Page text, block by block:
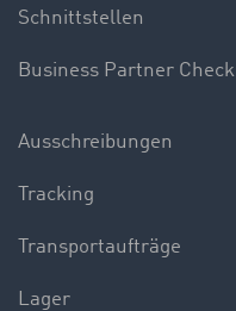
Schnittstellen
Business Partner Check
Ausschreibungen
Tracking
Transportaufträge
Lager